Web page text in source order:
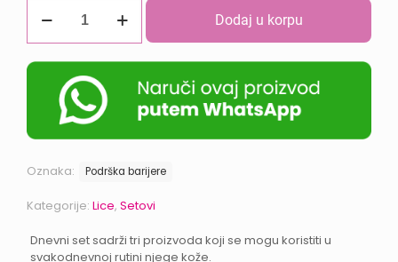
Ordinary
Daily
količina
Dodaj u korpu
Oznaka: Podrška barijere
Kategorije: Lice, Setovi
Dnevni set sadrži tri proizvoda koji se mogu koristiti u
svakodnevnoj rutini njege kože.